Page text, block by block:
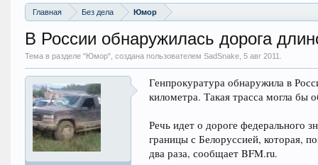
Главная Без дела Юмор
В России обнаружилась дорога
Тема в разделе "Юмор", создана пользователем SadSnake, 5 авг 2011
Генпрокуратура обнаружила в
километра. Такая трасса могла бы
Речь идет о дороге
границы с Белоруссией, которая,
два раза, сообщает BFM.ru.